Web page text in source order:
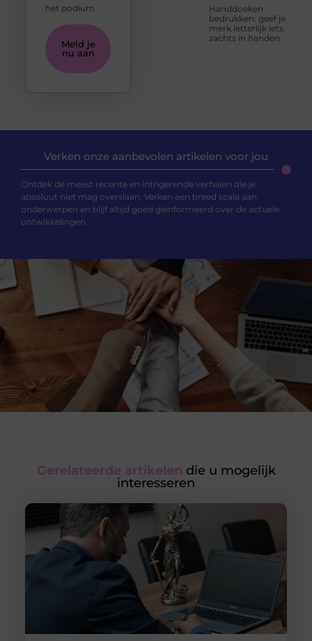
Handdoeken
bedrukken: geef je
merk letterlijk iets
zachts in handen
het podium.
Meld je
nu aan
Verken onze aanbevolen artikelen voor jou
Ontdek de meest recente en intrigerende verhalen die je
absoluut niet mag overslaan. Verken een breed scala aan
onderwerpen en blijf altijd goed geïnformeerd over de actuele
ontwikkelingen.
Gerelateerde artikelen die u mogelijk
interesseren